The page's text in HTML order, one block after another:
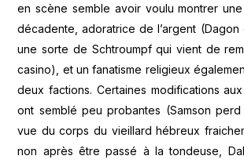
en scène semble avoir voulu montrer
décadente, adoratrice de l’argent (Dagon
une sorte de Schtroumpf qui vient de
casino), et un fanatisme religieux
deux factions. Certaines modifications
ont semblé peu probantes (Samson
vue du corps du vieillard hébreux
non après être passé à la tondeuse,